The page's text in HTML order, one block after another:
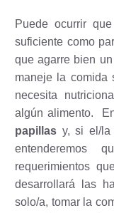
Puede ocurrir
suficiente como
que agarre bien
maneje la comida
necesita
algún alimento.
papillas y, si el/la
entenderemos
requerimientos
desarrollará las
solo/a, tomar la